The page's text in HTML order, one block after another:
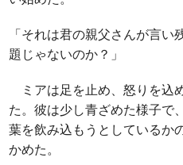
「それは君の親父さんが言
題じゃないのか？」
ミアは足を止め、怒りを込
た。彼は少し青ざめた様子で
葉を飲み込もうとしているか
かめた。